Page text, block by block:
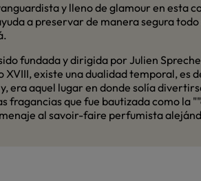
y lleno de glamour en esta
a preservar de manera segura
fundada y dirigida por Julien
XVIII, existe una dualidad temporal,
era aquel lugar en donde solía
fragancias que fue bautizada como la
al savoir-faire perfumista